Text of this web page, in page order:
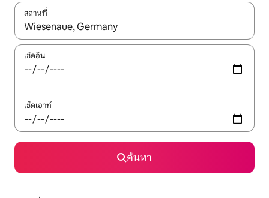
สถานที่
ใช้ลูกศรขึ้นลง หรือใช้การสัมผัสหรือปัด เพื่อสำรวจผลการค้นหา
เช็คอิน
เช็คเอาท์
ค้นหา